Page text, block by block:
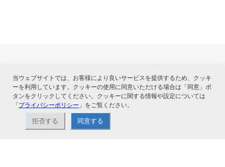
関連サービス
当ウェブサイトでは、お客様により良いサービスを提供するため、クッキ
ーを利用しています。クッキーの使用に同意いただける場合は「同意」ボ
タンをクリックしてください。クッキーに関する情報や設定については
「プライバシーポリシー 」をご覧ください。
拒否する 同意する